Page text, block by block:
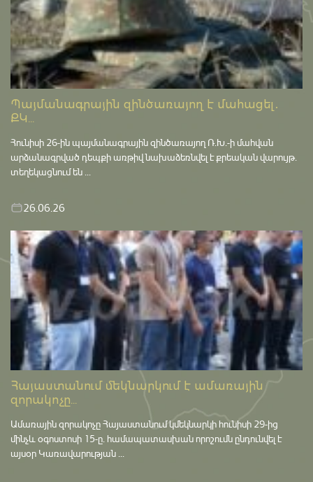
Պայմանագրային զինծառայող է մահացել․
ՔԿ...
Հունիսի 26-ին պայմանագրային զինծառայող Ռ.Խ.-ի մահվան
արձանագրված դեպքի առթիվ նախաձեռնվել է քրեական վարույթ․
տեղեկացնում են ...
26.06.26
Հայաստանում մեկնարկում է ամառային
զորակոչը...
Ամառային զորակոչը Հայաստանում կմեկնարկի հունիսի 29-ից
մինչև օգոստոսի 15-ը․ համապատասխան որոշումն ընդունվել է
այսօր Կառավարության ...